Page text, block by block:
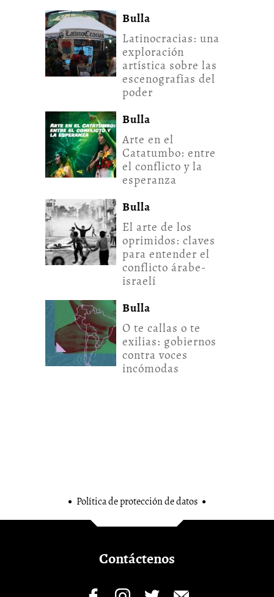
Bulla
Latinocracias: una
exploración
artística sobre las
escenografías del
poder
Bulla
Arte en el
Catatumbo: entre
el conflicto y la
esperanza
Bulla
El arte de los
oprimidos: claves
para entender el
conflicto árabe-
israelí
Bulla
O te callas o te
exilias: gobiernos
contra voces
incómodas
Política de protección de datos
Contáctenos